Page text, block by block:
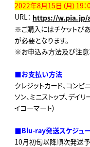
2022年8月15日（月）19
URL： https://w.pia.jp/
※ご購入にはチケットぴ
が必要となります。
※お申込み方法及び注意
■お支払い方法
クレジットカード、コンビ
ソン、ミニストップ、デイ
イコーマート）
■Blu-ray発送スケジュ
10月初旬以降順次発送